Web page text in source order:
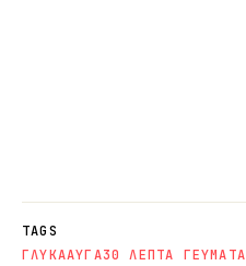
TAGS
ΓΛΥΚΑΑΥΓΑ30 ΛΕΠΤΑ ΓΕΥΜΑΤΑ